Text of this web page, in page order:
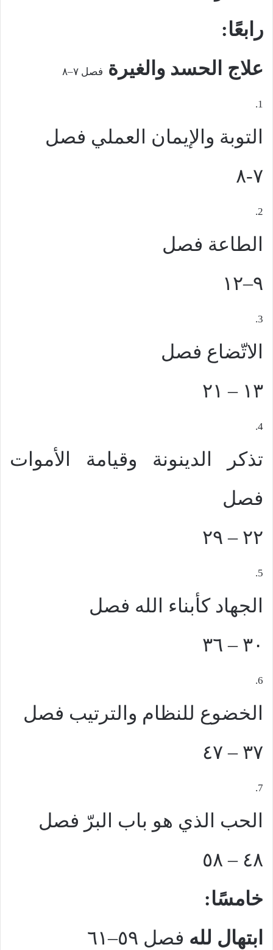
رابعًا:
علاج الحسد والغيرة فصل ٧–٨
1.
التوبة والإيمان العملي فصل
٧-٨
2.
الطاعة فصل
٩–١٢
3.
الاتّضاع فصل
١٣ – ٢١
4.
تذكر الدينونة وقيامة الأموات
فصل
٢٢ – ٢٩
5.
الجهاد كأبناء الله فصل
٣٠ – ٣٦
6.
الخضوع للنظام والترتيب فصل
٣٧ – ٤٧
7.
الحب الذي هو باب البرّ فصل
٤٨ – ٥٨
خامسًا:
ابتهال لله فصل ٥٩–٦١